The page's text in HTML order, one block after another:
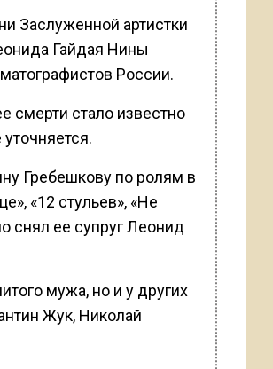
Заслуженной артистки
Гайдая Нины
России.
смерти стало известно
Гребешкову по ролям в
«12 стульев», «Не
снял ее супруг Леонид
мужа, но и у других
Жук, Николай